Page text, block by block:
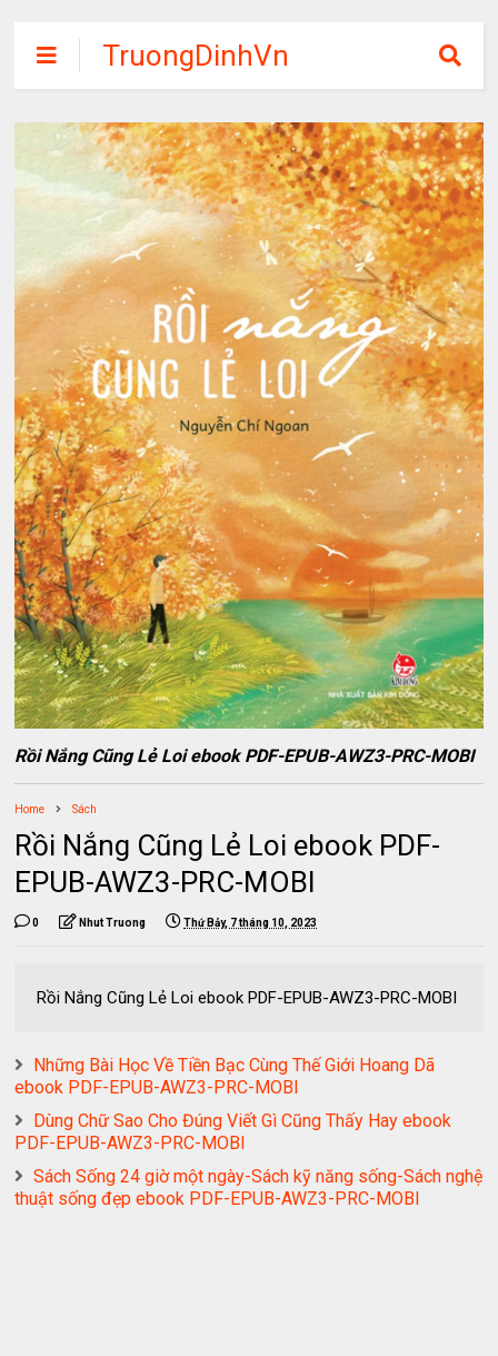
TruongDinhVn
Chia sẽ ebook,
các khóa học,
phần mềm học
tập miễn phí
Rồi Nắng Cũng Lẻ Loi ebook PDF-EPUB-AWZ3-PRC-MOBI
Home Sách
Rồi Nắng Cũng Lẻ Loi ebook PDF-
EPUB-AWZ3-PRC-MOBI
0 Nhut Truong Thứ Bảy, 7 tháng 10, 2023
Rồi Nắng Cũng Lẻ Loi ebook PDF-EPUB-AWZ3-PRC-MOBI
Những Bài Học Về Tiền Bạc Cùng Thế Giới Hoang Dã
ebook PDF-EPUB-AWZ3-PRC-MOBI
Dùng Chữ Sao Cho Đúng Viết Gì Cũng Thấy Hay ebook
PDF-EPUB-AWZ3-PRC-MOBI
Sách Sống 24 giờ một ngày-Sách kỹ năng sống-Sách nghệ
thuật sống đẹp ebook PDF-EPUB-AWZ3-PRC-MOBI